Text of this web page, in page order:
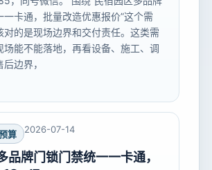
一卡通，批量改造优惠报价”这个需
对的是现场边界和交付责任。这类需
场能不能落地，再看设备、施工、调
边界，
算 2026-07-14
品牌门锁门禁统一一卡通，